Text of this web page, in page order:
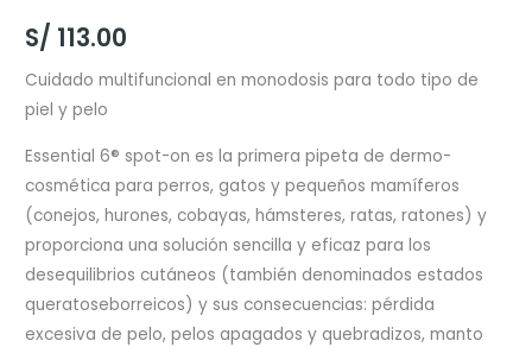
S/ 113.00
Cuidado multifuncional en monodosis para todo tipo de
piel y pelo
Essential 6® spot-on es la primera pipeta de dermo-
cosmética para perros, gatos y pequeños mamíferos
(conejos, hurones, cobayas, hámsteres, ratas, ratones) y
proporciona una solución sencilla y eficaz para los
desequilibrios cutáneos (también denominados estados
queratoseborreicos) y sus consecuencias: pérdida
excesiva de pelo, pelos apagados y quebradizos, manto